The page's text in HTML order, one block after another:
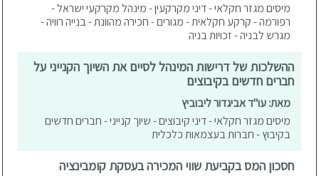
מיסים מגזר חקלאי - דיני מקרקעין - מינהל מקרקעי ישראל -
רפורמה - קרקע חקלאית - מגורים - חכירה מהוונת - בנייה רוויה -
מגרש לבניה - זכויות בניה
ההשלכות של דרישות המינהל לסיים את השיוך הקנייני על
חברים חדשים בקיבוצים
מאת: עו"ד אביגדור ליבוביץ
מיסים מגזר חקלאי - דיני קיבוצים - שיוך קנייני - חברים חדשים
בקיבוץ - חברות בעצמאות כלכלית
חסכון המס בקביעת שווי המכירה בעסקת קומבינציה